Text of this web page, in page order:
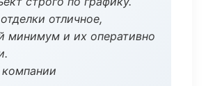
отличное,
минимум и их оперативно